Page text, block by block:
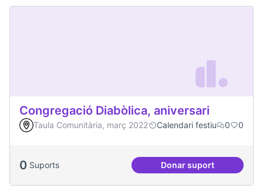
Congregació Diabòlica, aniversari
Taula Comunitària, març 2022 Calendari festiu 0 0
0 Suports Donar suport
Congregació